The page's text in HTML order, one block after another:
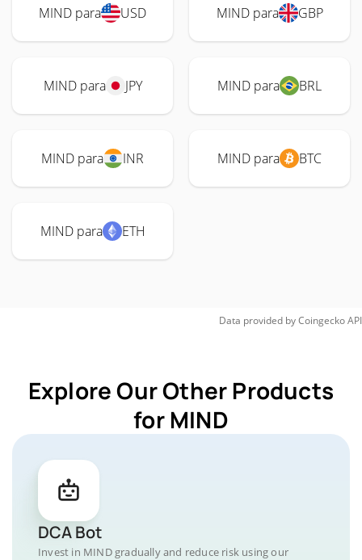
MIND para USD MIND para GBP
MIND para JPY MIND para BRL
MIND para INR MIND para BTC
MIND para ETH
Data provided byCoingeckoAPI
Explore Our Other Products
for MIND
DCA Bot
Invest in MIND gradually and reduce risk using our